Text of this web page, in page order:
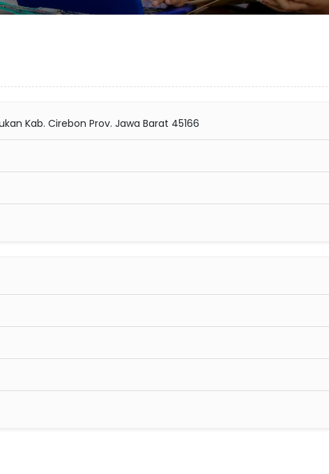
Kab. Cirebon Prov. Jawa Barat 45166